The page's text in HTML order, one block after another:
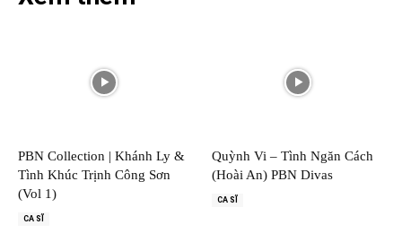
PBN Collection | Khánh Ly &
Tình Khúc Trịnh Công Sơn
(Vol 1)
CA SĨ
Quỳnh Vi – Tình Ngăn Cách
(Hoài An) PBN Divas
CA SĨ